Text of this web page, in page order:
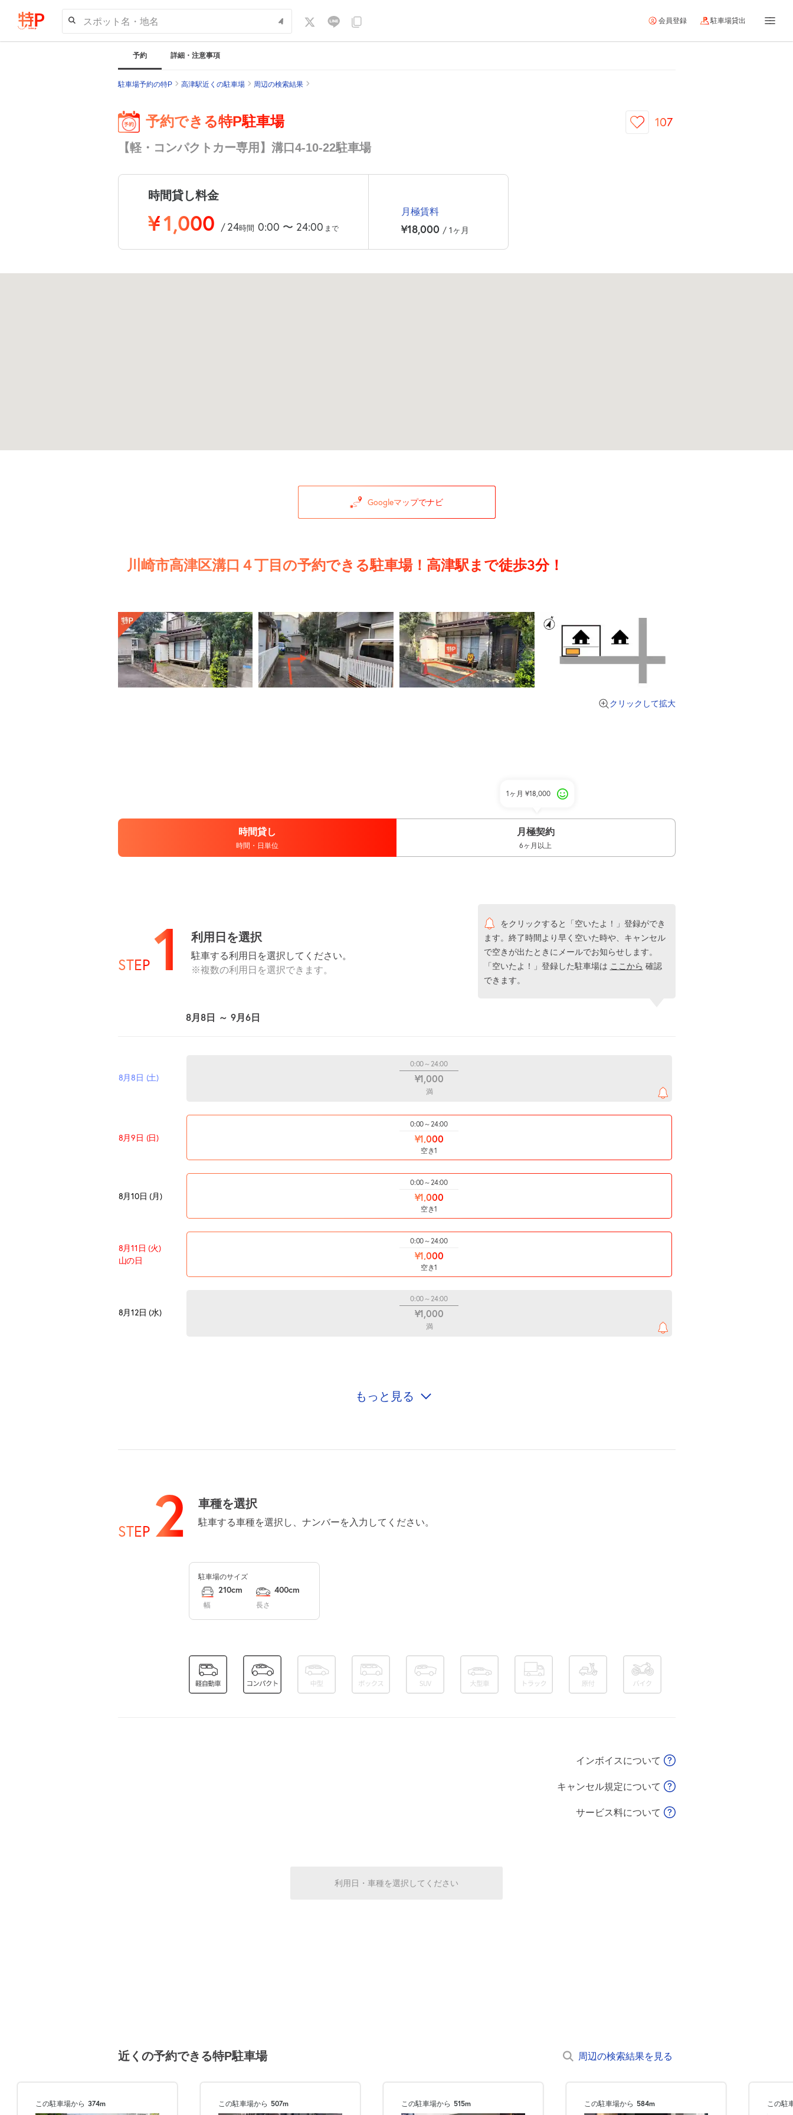
スポット名・地名 会員登録 駐車場貸出
予約 詳細・注意事項
駐車場予約の特P 高津駅近くの駐車場 周辺の検索結果
予約できる特P駐車場
【軽・コンパクトカー専用】溝口4-10-22駐車場
107
時間貸し料金
¥1,000 / 24時間 0:00 〜 24:00 まで
月極賃料
¥18,000 / 1ヶ月
Googleマップでナビ
川崎市高津区溝口４丁目の予約できる駐車場！高津駅まで徒歩3分！
クリックして拡大
時間貸し
時間・日単位
1ヶ月¥18,000
月極契約
6ヶ月以上
STEP 1 利用日を選択
駐車する利用日を選択してください。
※複数の利用日を選択できます。
をクリックすると「空いたよ！」登録ができ
ます。終了時間より早く空いた時や、キャンセル
で空きが出たときにメールでお知らせします。
「空いたよ！」登録した駐車場は ここから 確認
できます。
8月8日 ～ 9月6日
8月8日 (土)
0:00～24:00
¥1,000
満
8月9日 (日)
0:00～24:00
¥1,000
空き1
8月10日 (月)
0:00～24:00
¥1,000
空き1
8月11日 (火)
山の日
0:00～24:00
¥1,000
空き1
8月12日 (水)
0:00～24:00
¥1,000
満
0:00～24:00
8月15日 (土)
0:00～24:00
満
0:00～24:00
¥1,000
8月24日 (月)
0:00～24:00
もっと見る
STEP 2 車種を選択
駐車する車種を選択し、ナンバーを入力してください。
駐車場のサイズ
幅
210cm
長さ
400cm
インボイスについて
キャンセル規定について
サービス料について
利用日・車種を選択してください
近くの予約できる特P駐車場 周辺の検索結果を見る
この駐車場から 374m この駐車場から 507m この駐車場から 515m この駐車場から 584m この駐